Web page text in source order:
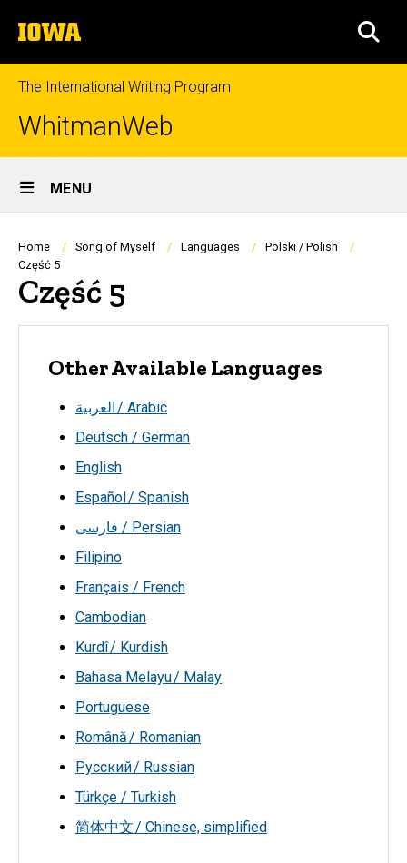
to
content
The
University
of
Iowa
The International Writing Program
WhitmanWeb
Site
Main
Navigation
MENU
Breadcrumb
Home Song of Myself Languages
Polski / Polish
Część 5
Część 5
Other Available Languages
العربية / Arabic
Deutsch / German
English
Español / Spanish
فارسی / Persian
Filipino
Français / French
Cambodian
Kurdî / Kurdish
Bahasa Melayu / Malay
Portuguese
Română / Romanian
Русский / Russian
Türkçe / Turkish
简体中文 / Chinese, simplified